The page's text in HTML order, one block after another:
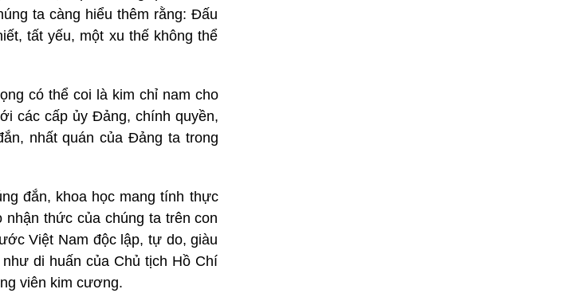
ta càng hiểu thêm rằng: Đấu
tất yếu, một xu thế không thể
có thể coi là kim chỉ nam cho
các cấp ủy Đảng, chính quyền,
nhất quán của Đảng ta trong
đắn, khoa học mang tính thực
thức của chúng ta trên con
Việt Nam độc lập, tự do, giàu
di huấn của Chủ tịch Hồ Chí
viên kim cương.